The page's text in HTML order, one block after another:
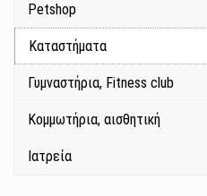
Petshop
Καταστήματα
Γυμναστήρια, Fitness club
Κομμωτήρια, αισθητική
Ιατρεία